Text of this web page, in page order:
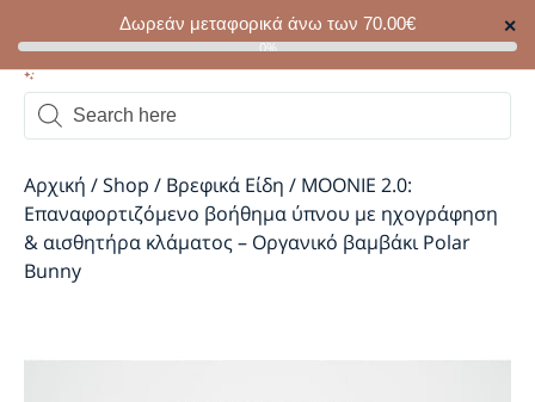
Δωρεάν μεταφορικά άνω των 70.00€ ✕
0%
Αρχική /Shop / Βρεφικά Είδη / MOONIE 2.0:
Επαναφορτιζόμενο βοήθημα ύπνου με ηχογράφηση
& αισθητήρα κλάματος – Οργανικό βαμβάκι Polar
Bunny